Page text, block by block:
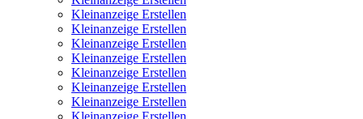
Kleinanzeige Erstellen
Kleinanzeige Erstellen
Kleinanzeige Erstellen
Kleinanzeige Erstellen
Kleinanzeige Erstellen
Kleinanzeige Erstellen
Kleinanzeige Erstellen
Kleinanzeige Erstellen